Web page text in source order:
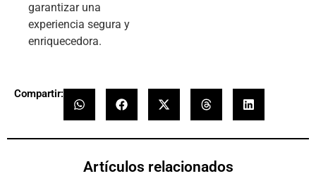
garantizar una
experiencia segura y
enriquecedora.
Compartir:
Artículos relacionados